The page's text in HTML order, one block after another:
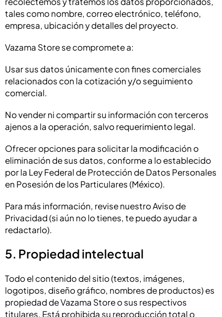
tales como nombre, correo electrónico, teléfono,
empresa, ubicación y detalles del proyecto.
Vazama Store se compromete a:
Usar sus datos únicamente con fines comerciales
relacionados con la cotización y/o seguimiento
comercial.
No vender ni compartir su información con terceros
ajenos a la operación, salvo requerimiento legal.
Ofrecer opciones para solicitar la modificación o
eliminación de sus datos, conforme a lo establecido
por la Ley Federal de Protección de Datos Personales
en Posesión de los Particulares (México).
Para más información, revise nuestro Aviso de
Privacidad (si aún no lo tienes, te puedo ayudar a
redactarlo).
5. Propiedad intelectual
Todo el contenido del sitio (textos, imágenes,
logotipos, diseño gráfico, nombres de productos) es
propiedad de Vazama Store o sus respectivos
titulares. Está prohibida su reproducción total o